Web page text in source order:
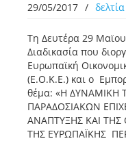
29/05/2017 /
Τη Δευτέρα 29
Διαδικασία που
Ευρωπαϊκή
(Ε.Ο.Κ.Ε.) και ο
θέμα: «Η ΔΥΝΑΜΙΚΗ
ΠΑΡΑΔΟΣΙΑΚΩΝ
ΑΝΑΠΤΥΞΗΣ ΚΑΙ
ΤΗΣ ΕΥΡΩΠΑΪΚΗΣ